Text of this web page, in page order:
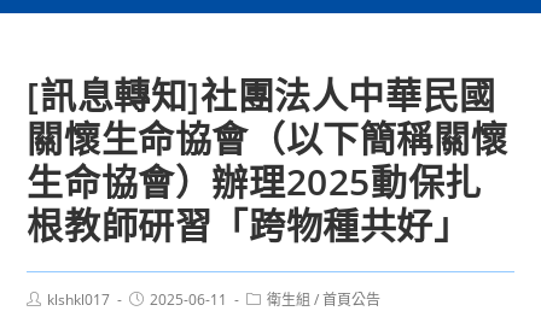
[訊息轉知]社團法人中華民國
關懷生命協會（以下簡稱關懷
生命協會）辦理2025動保扎
根教師研習「跨物種共好」
Postklshkl017
Post2025-06-11
Post衛生組 / 首頁公告